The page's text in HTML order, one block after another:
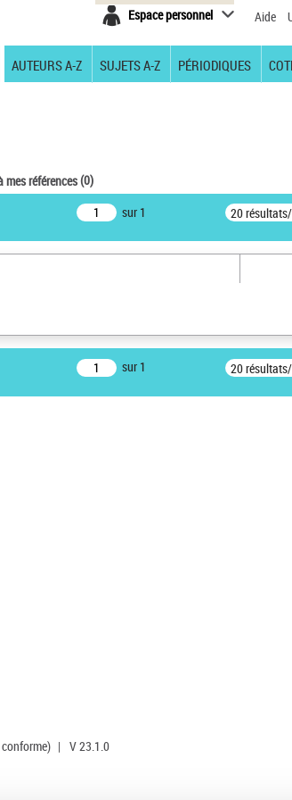
Espace personnel Aide
AUTEURS A-Z SUJETS A-Z PÉRIODIQUES
mes références(0)
sur 1 20
sur 1 20
| V 23.1.0